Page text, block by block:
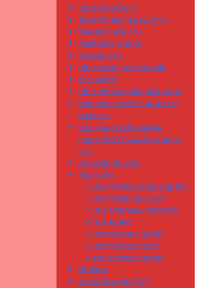
ประวัติความเป็นมา
สภาพทั่วไปและข้อมูลพื้นฐาน
โครงสร้างหน่วยงาน
วิสัยทัศน์และพันธกิจ
ข้อมูลผู้บริหาร
นโยบายนายก อบต.ดอยหล่อ
อำนาจหน้าที่
นโยบายคุ้มครองข้อมูลส่วนบุคคล
แผนยุทธศาสตร์หรือแผนพัฒนา
หน่วยงาน
รายงานผลการติดตามแผน
ยุทธศาสตร์หรือแผนพัฒนาหน่วย
งาน
กฎหมายที่เกี่ยวข้อง
กิจการสภา
> ประกาศกำหนดสมัยประชุมสภา
> ประกาศเรียกประชุมสภา
> ประกาศเชิญชวนเข้าร่วมฟัง
การประชุมสภา
> ประกาศเปิดประชุมสภา
> ประกาศปิดประชุมสภา
> รายงานการประชุมสภา
ติดต่อเรา
คำถามที่พบบ่อย (FAQ)